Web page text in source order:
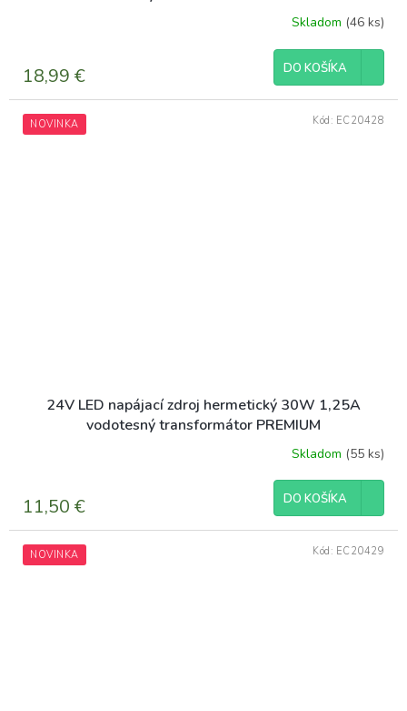
Skladom (46 ks)
18,99 € DO KOŠÍKA
NOVINKA
24V LED napájací zdroj hermetický 30W 1,25A
vodotesný transformátor PREMIUM
Skladom (55 ks)
11,50 € DO KOŠÍKA
Kód: EC20428
NOVINKA Kód: EC20429